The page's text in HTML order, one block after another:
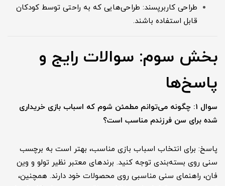
طراحی کاربرپسند: طراحی‌هایی که به راحتی توسط کودکان
قابل استفاده باشند.
بخش سوم: سوالات رایج و
پاسخ‌ها
سوال 1: چگونه می‌توانم مطمئن شوم که اسباب بازی خریداری
شده برای سن فرزندم مناسب است؟
پاسخ: برای انتخاب اسباب بازی مناسب، بهتر است به برچسب
سنی روی بسته‌بندی توجه کنید. برندهای معتبر نظیر تولو و وین
فان، راهنمای سنی مناسبی روی محصولات خود دارند. همچنین،